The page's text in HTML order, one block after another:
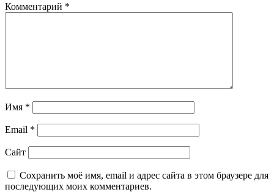
Комментарий *
Имя *
Email *
Сайт
Сохранить моё имя, email и адрес сайта в этом браузере для
последующих моих комментариев.